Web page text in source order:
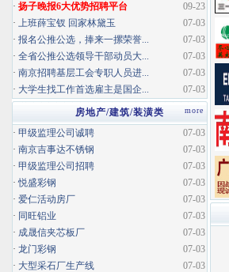
09-23
· 扬子晚报6大优势招聘平台
07-03
· 上班薛宝钗 回家林黛玉
07-03
· 报名公推公选，捧来一摞荣誉...
07-03
· 全省公推公选领导干部动员大...
07-03
· 南京招聘基层工会专职人员进...
07-03
· 大学生找工作首选雇主是国企...
more
房地产/建筑/装潢类
07-03
· 甲级监理公司诚聘
07-03
· 南京吉事达不锈钢
07-03
· 甲级监理公司招聘
07-03
·悦盛彩钢
07-03
· 爱仁活动房厂
07-03
· 同旺铝业
07-03
· 成晟信夹芯板厂
07-03
· 龙门彩钢
07-03
· 大型采石厂生产线